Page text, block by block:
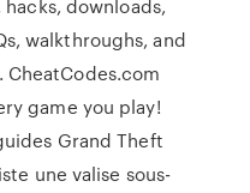
downloads,
walkthroughs, and
game you play!
Grand Theft
une valise sous-